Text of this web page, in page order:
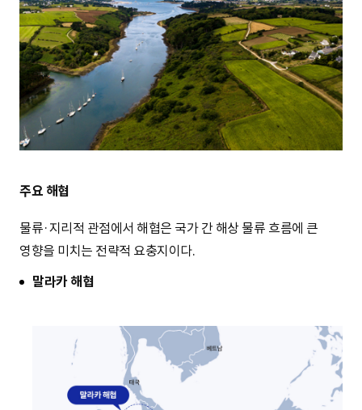
주요 해협
물류·지리적 관점에서 해협은 국가 간 해상 물류 흐름에 큰
영향을 미치는 전략적 요충지이다.
말라카 해협